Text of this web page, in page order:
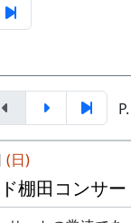
(日)
棚田コンサ